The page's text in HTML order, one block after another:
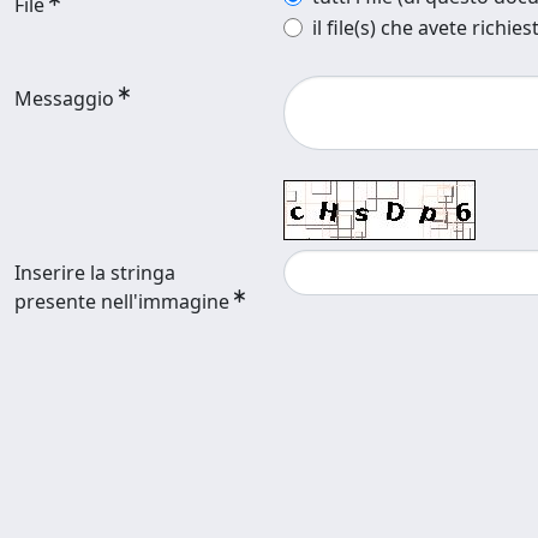
il file(s) che avete
Messaggio
Inserire la stringa
presente nell'immagine